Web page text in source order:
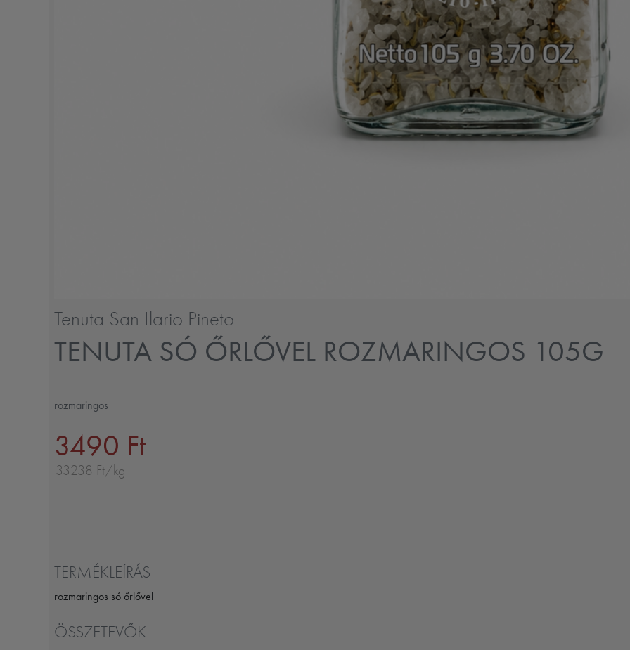
Tenuta San Ilario Pineto
TENUTA SÓ ŐRLŐVEL ROZMARINGOS 105G
rozmaringos
3490 Ft
33238 Ft/kg
TERMÉKLEÍRÁS
rozmaringos só őrlővel
ÖSSZETEVŐK